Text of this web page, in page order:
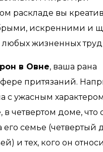
раскладе вы
искренними и
жизненных
в Овне, ваша рана
притязаний.
с ужасным
четвертом доме, что
его семье (четвертый
и тех, кого он